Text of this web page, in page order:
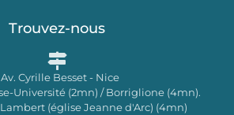
Trouvez-nous
Av. Cyrille Besset - Nice
Université (2mn) / Borriglione (4mn).
(église Jeanne d'Arc) (4mn)